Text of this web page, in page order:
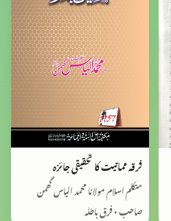
فرقہ مماتیت کا تحقیقی جائزہ
متکلم اسلام مولانا محمد الیاس گھمن
صاحب • فرق باطلہ